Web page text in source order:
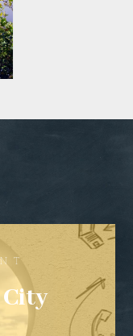
City